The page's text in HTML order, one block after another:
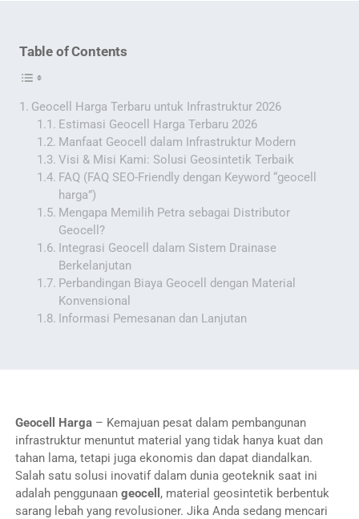
Table of Contents
Geocell Harga Terbaru untuk Infrastruktur 2026
Estimasi Geocell Harga Terbaru 2026
Manfaat Geocell dalam Infrastruktur Modern
Visi & Misi Kami: Solusi Geosintetik Terbaik
FAQ (FAQ SEO-Friendly dengan Keyword “geocell
harga”)
Mengapa Memilih Petra sebagai Distributor
Geocell?
Integrasi Geocell dalam Sistem Drainase
Berkelanjutan
Perbandingan Biaya Geocell dengan Material
Konvensional
Informasi Pemesanan dan Lanjutan
Geocell Harga– Kemajuan pesat dalam pembangunan
infrastruktur menuntut material yang tidak hanya kuat dan
tahan lama, tetapi juga ekonomis dan dapat diandalkan.
Salah satu solusi inovatif dalam dunia geoteknik saat ini
adalah penggunaan geocell , material geosintetik berbentuk
sarang lebah yang revolusioner. Jika Anda sedang mencari